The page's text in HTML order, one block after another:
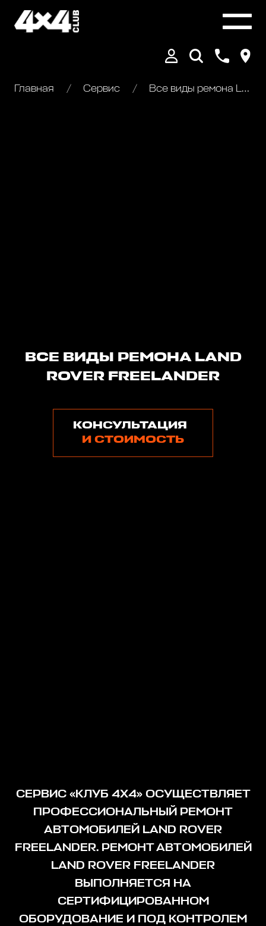
Главная Сервис Все виды ремона Land Rover Freelander
ВСЕ ВИДЫ РЕМОНА LAND
ROVER FREELANDER
КОНСУЛЬТАЦИЯ
И СТОИМОСТЬ
СЕРВИС «КЛУБ 4Х4» ОСУЩЕСТВЛЯЕТ
ПРОФЕССИОНАЛЬНЫЙ РЕМОНТ
АВТОМОБИЛЕЙ LAND ROVER
FREELANDER. РЕМОНТ АВТОМОБИЛЕЙ
LAND ROVER FREELANDER
ВЫПОЛНЯЕТСЯ НА
СЕРТИФИЦИРОВАННОМ
ОБОРУДОВАНИЕ И ПОД КОНТРОЛЕМ